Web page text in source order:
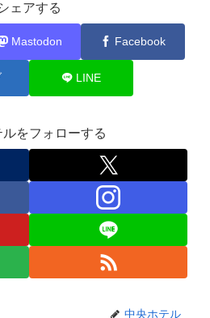
ェアする
Mastodon Facebook
LINE
ルをフォローする
中央ホテル